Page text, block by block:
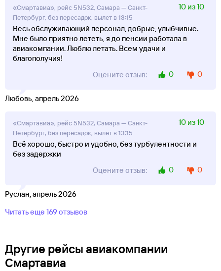
«Смартавиа», рейс 5N532, Самара — Санкт-
Петербург, без пересадок, вылет в 13:15
10 из 10
Весь обслуживающий персонал, добрые, улыбчивые.
Мне было приятно лететь, я до пенсии работала в
авиакомпании. Люблю летать. Всем удачи и
благополучия!
Оцените отзыв:
0 0
Любовь, апрель 2026
«Смартавиа», рейс 5N532, Самара — Санкт-
Петербург, без пересадок, вылет в 13:15
10 из 10
Всё хорошо, быстро и удобно, без турбулентности и
без задержки
Оцените отзыв:
0 0
Руслан, апрель 2026
Читать еще 169 отзывов
Другие рейсы авиакомпании
Смартавиа